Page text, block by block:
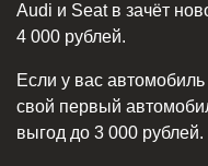
Audi и Seat в зачёт
4 000 рублей.
Если у вас
свой первый
выгод до 3 000 рублей.